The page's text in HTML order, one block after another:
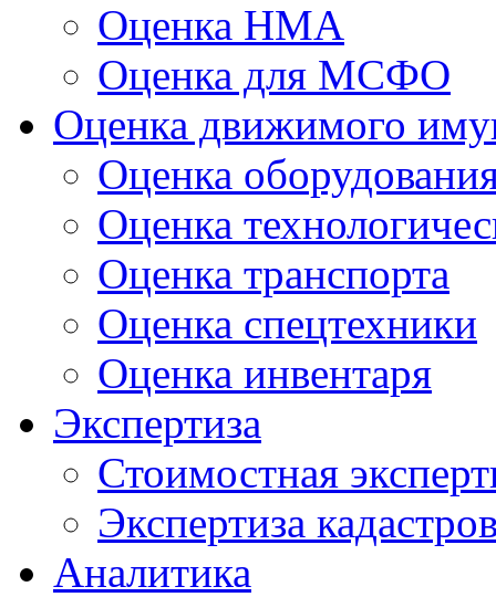
Оценка НМА
Оценка для МСФО
Оценка движимого
Оценка
Оценка
Оценка транспорта
Оценка спецтехники
Оценка инвентаря
Экспертиза
Стоимостная
Экспертиза
Аналитика